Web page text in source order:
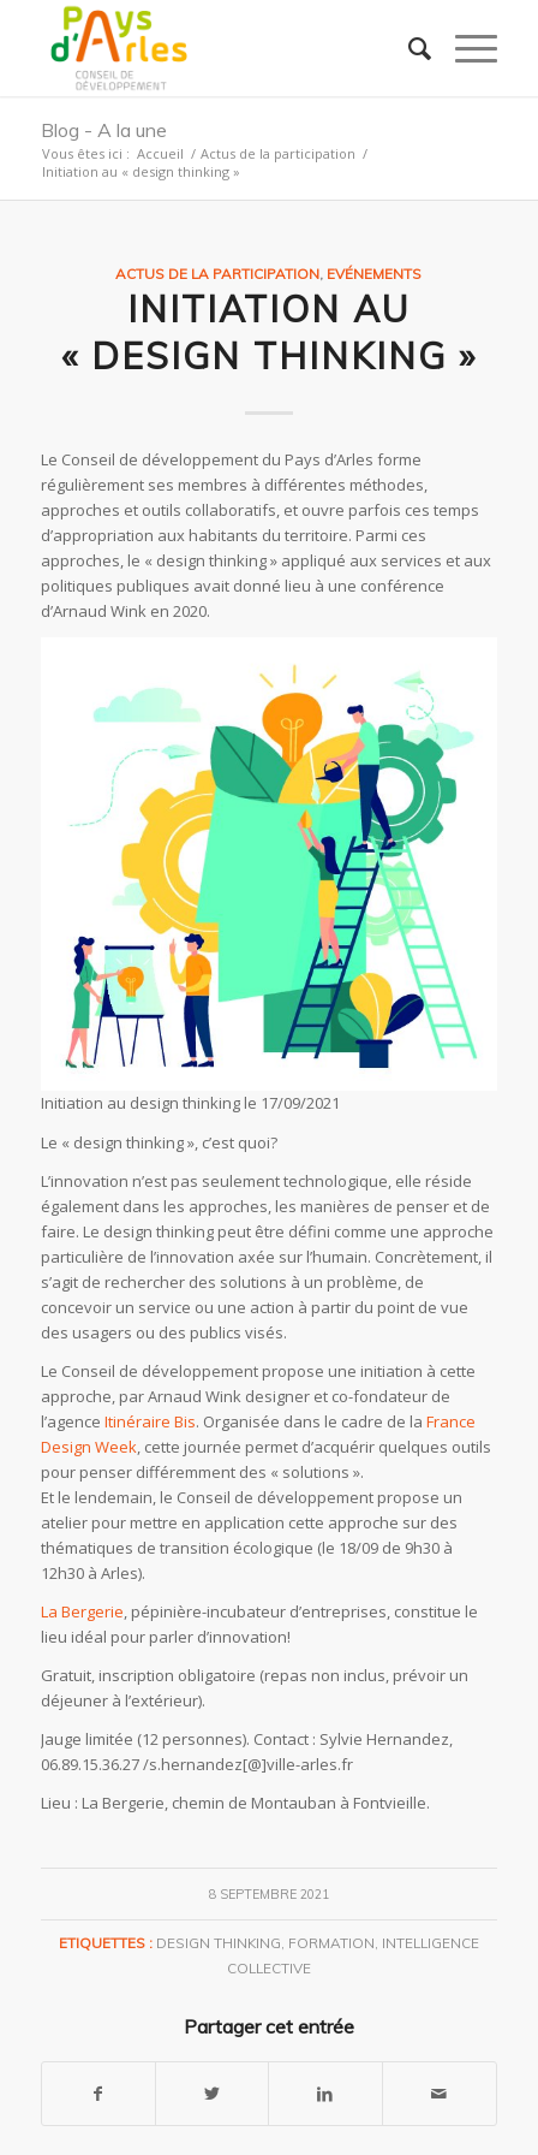
Blog - A la une
Vous êtes ici : Accueil / Actus de la participation /
Initiation au « design thinking »
ACTUS DE LA PARTICIPATION, EVÉNEMENTS
INITIATION AU
« DESIGN THINKING »
Le Conseil de développement du Pays d’Arles forme
régulièrement ses membres à différentes méthodes,
approches et outils collaboratifs, et ouvre parfois ces temps
d’appropriation aux habitants du territoire. Parmi ces
approches, le « design thinking » appliqué aux services et aux
politiques publiques avait donné lieu à une conférence
d’Arnaud Wink en 2020.
Initiation au design thinking le 17/09/2021
Le « design thinking », c’est quoi?
L’innovation n’est pas seulement technologique, elle réside
également dans les approches, les manières de penser et de
faire. Le design thinking peut être défini comme une approche
particulière de l’innovation axée sur l’humain. Concrètement, il
s’agit de rechercher des solutions à un problème, de
concevoir un service ou une action à partir du point de vue
des usagers ou des publics visés.
Le Conseil de développement propose une initiation à cette
approche, par Arnaud Wink designer et co-fondateur de
l’agence Itinéraire Bis. Organisée dans le cadre de la France
Design Week, cette journée permet d’acquérir quelques outils
pour penser différemment des « solutions ».
Et le lendemain, le Conseil de développement propose un
atelier pour mettre en application cette approche sur des
thématiques de transition écologique (le 18/09 de 9h30 à
12h30 à Arles).
La Bergerie, pépinière-incubateur d’entreprises, constitue le
lieu idéal pour parler d’innovation!
Gratuit, inscription obligatoire (repas non inclus, prévoir un
déjeuner à l’extérieur).
Jauge limitée (12 personnes). Contact : Sylvie Hernandez,
06.89.15.36.27 /s.hernandez[@]ville-arles.fr
Lieu : La Bergerie, chemin de Montauban à Fontvieille.
8 SEPTEMBRE 2021
ETIQUETTES : DESIGN THINKING FORMATION INTELLIGENCE
COLLECTIVE
Partager cet entrée